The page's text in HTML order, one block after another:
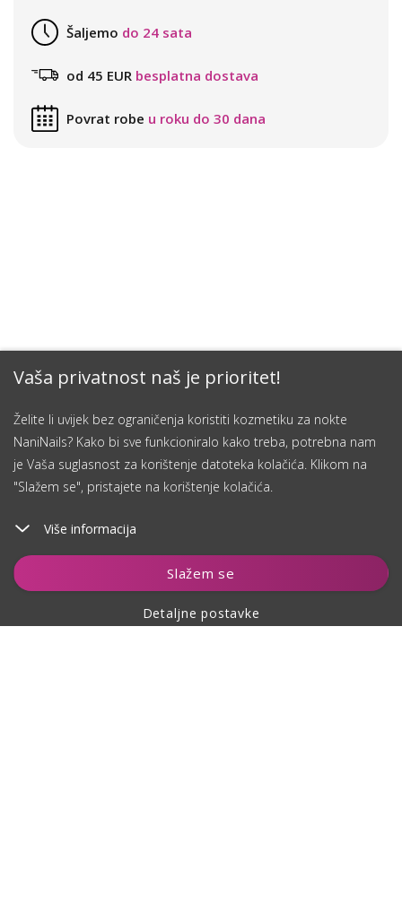
Vaša privatnost naš je prioritet!
Želite li uvijek bez ograničenja koristiti kozmetiku za nokte
NaniNails? Kako bi sve funkcioniralo kako treba, potrebna nam
je Vaša suglasnost za korištenje datoteka kolačića. Klikom na
"Slažem se", pristajete na korištenje kolačića.
Više informacija
Slažem se
Detaljne postavke
Dodaj u košaricu
Šaljemo do 24 sata
od 45 EUR besplatna dostava
Povrat robe u roku do 30 dana